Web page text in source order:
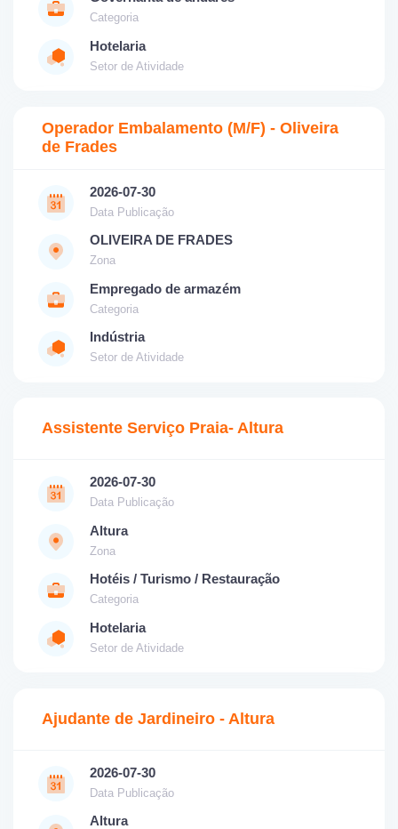
Categoria
Hotelaria
Setor de Atividade
Operador Embalamento (M/F) - Oliveira
de Frades
2026-07-30
Data Publicação
OLIVEIRA DE FRADES
Zona
Empregado de armazém
Categoria
Indústria
Setor de Atividade
Assistente Serviço Praia- Altura
2026-07-30
Data Publicação
Altura
Zona
Hotéis / Turismo / Restauração
Categoria
Hotelaria
Setor de Atividade
Ajudante de Jardineiro - Altura
2026-07-30
Data Publicação
Altura